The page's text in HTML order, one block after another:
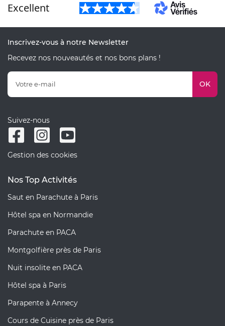
Excellent
Inscrivez-vous à notre Newsletter
Recevez nos nouveautés et nos bons plans !
OK
Suivez-nous
Gestion des cookies
Nos Top Activités
Saut en Parachute à Paris
Hôtel spa en Normandie
Parachute en PACA
Montgolfière près de Paris
Nuit insolite en PACA
Hôtel spa à Paris
Parapente à Annecy
Cours de Cuisine près de Paris